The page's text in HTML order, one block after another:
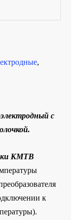
,
с
КМТВ
к